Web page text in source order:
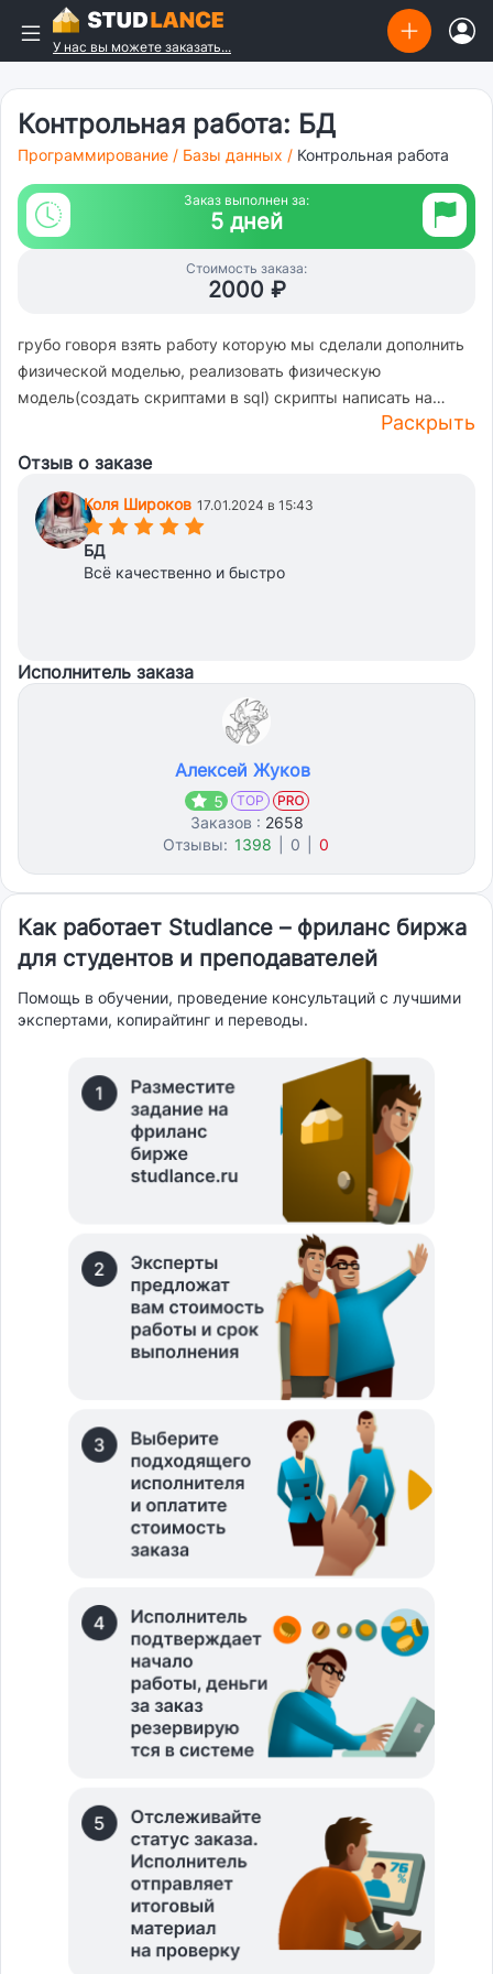
У нас вы можете заказать...
Контрольная работа: БД
Программирование / Базы данных / Контрольная работа
Заказ выполнен за:
5 дней
Стоимость заказа:
2000 ₽
грубо говоря взять работу которую мы сделали дополнить
физической моделью, реализовать физическую
модель(создать скриптами в sql) скрипты написать на
создание и описаниенапсать 5-7 селектов и скрины этих
должны бытьможно добавить wiew, тригеры, хранимые
процедуры и тд" - это однозначно отдельным заказом, тут
объемная работа
Раскрыть
Отзыв о заказе
Коля Широков 17.01.2024 в 15:43
(*)(*)(*)(*)(*)
БД
Всё качественно и быстро
Исполнитель заказа
Алексей Жуков
5 TOP
Заказов : 2658
Отзывы: 1398 0 0
Как работает Studlance – фриланс биржа
для студентов и преподавателей
Помощь в обучении, проведение консультаций с лучшими
экспертами, копирайтинг и переводы.